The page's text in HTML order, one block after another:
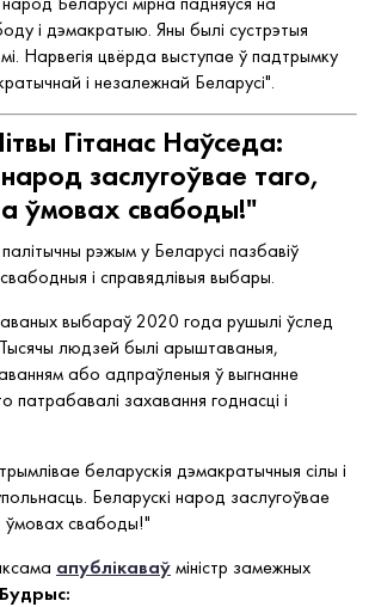
і дэмакратыю. Яны былі сустрэтыя
Нарвегія цвёрда выступае ў падтрымку
і незалежнай Беларусі".
Гітанас Наўседа:
заслугоўвае таго,
ўмовах свабоды!"
рэжым у Беларусі пазбавіў
і справядлівыя выбары.
выбараў 2020 года рушылі ўслед
Тысячы людзей былі арыштаваныя,
або адпраўленыя ў выгнанне
патрабавалі захавання годнасці і
беларускія дэмакратычныя сілы і
Беларускі народ заслугоўвае
ўмовах свабоды!"
апублікаваўміністр замежных